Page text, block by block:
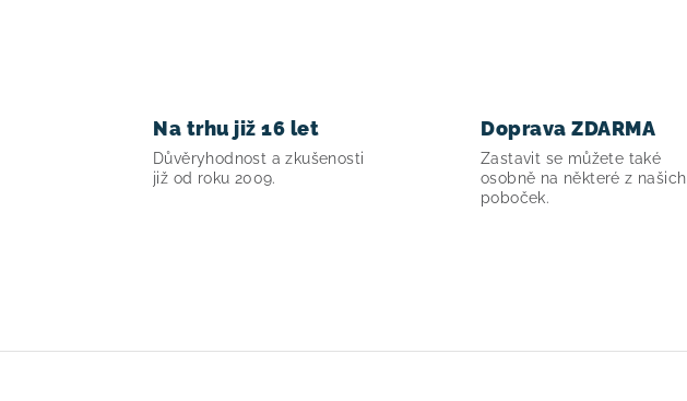
Na trhu již 16 let
Důvěryhodnost a zkušenosti
již od roku 2009.
Doprava ZDARMA
Zastavit se můžete také
osobně na některé z našich
poboček.